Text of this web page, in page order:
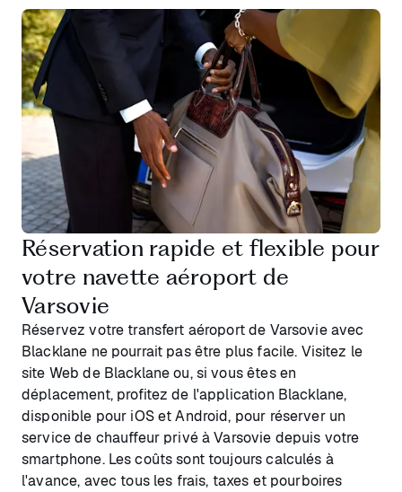
Réservation rapide et flexible pour
votre navette aéroport de
Varsovie
Réservez votre transfert aéroport de Varsovie avec
Blacklane ne pourrait pas être plus facile. Visitez le
site Web de Blacklane ou, si vous êtes en
déplacement, profitez de l'application Blacklane,
disponible pour iOS et Android, pour réserver un
service de chauffeur privé à Varsovie depuis votre
smartphone. Les coûts sont toujours calculés à
l'avance, avec tous les frais, taxes et pourboires